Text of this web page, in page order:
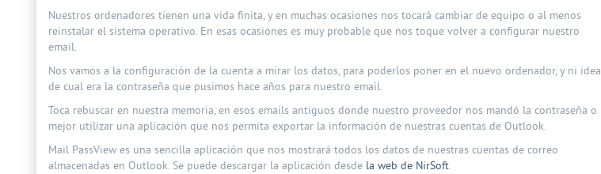
Nuestros ordenadores tienen una vida finita, y en muchas ocasiones nos tocará cambiar de equipo o al menos
reinstalar el sistema operativo. En esas ocasiones es muy probable que nos toque volver a configurar nuestro
email.
Nos vamos a la configuración de la cuenta a mirar los datos, para poderlos poner en el nuevo ordenador, y ni idea
de cual era la contraseña que pusimos hace años para nuestro email.
Toca rebuscar en nuestra memoria, en esos emails antiguos donde nuestro proveedor nos mandó la contraseña o
mejor utilizar una aplicación que nos permita exportar la información de nuestras cuentas de Outlook.
Mail PassView es una sencilla aplicación que nos mostrará todos los datos de nuestras cuentas de correo
almacenadas en Outlook. Se puede descargar la aplicación desde la web de NirSoft.